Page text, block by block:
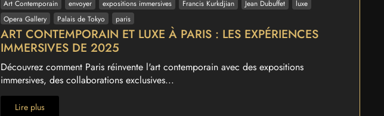
Art Contemporain envoyer expositions immersives Francis Kurkdjian Jean Dubuffet
luxe
Opera Gallery
Palais de Tokyo paris
ART CONTEMPORAIN ET LUXE À PARIS : LES EXPÉRIENCES
IMMERSIVES DE 2025
Découvrez comment Paris réinvente l'art contemporain avec des expositions
immersives, des collaborations exclusives...
Lire plus